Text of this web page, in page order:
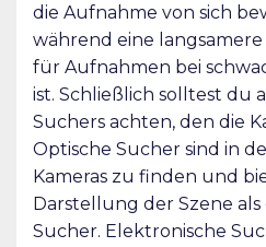
die Aufnahme von sich
während eine langsamere
für Aufnahmen bei
ist. Schließlich solltest du
Suchers achten, den die
Optische Sucher sind in
Kameras zu finden und
Darstellung der Szene
Sucher. Elektronische